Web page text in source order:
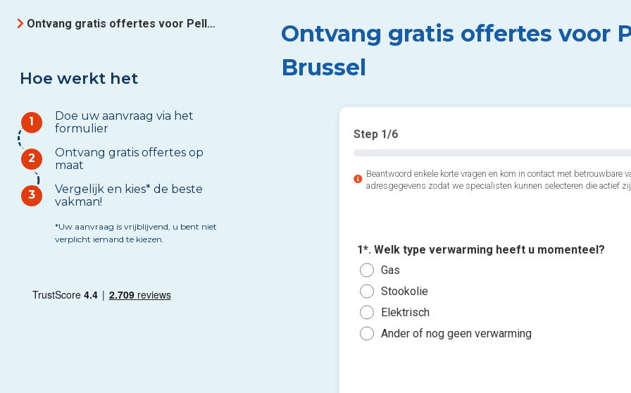
Ontvang gratis offertes voor Pelletkachel uit Brussel
Hoe werkt het
1
Doe uw aanvraag via het
formulier
2
Ontvang gratis offertes op
maat
3
Vergelijk en kies* de beste
vakman!
*Uw aanvraag is vrijblijvend, u bent niet
verplicht iemand te kiezen.
Ontvang gratis offertes voor
Brussel
Step 1/6
Beantwoord enkele korte vragen en kom in contact met betrouwbare
adresgegevens zodat we specialisten kunnen selecteren die actief
1*. Welk type verwarming heeft u momenteel?
Gas
Stookolie
Elektrisch
Ander of nog geen verwarming